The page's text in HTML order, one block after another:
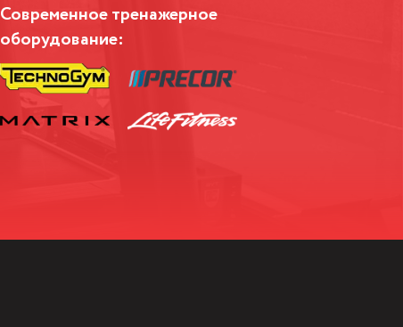
Современное тренажерное
оборудование: